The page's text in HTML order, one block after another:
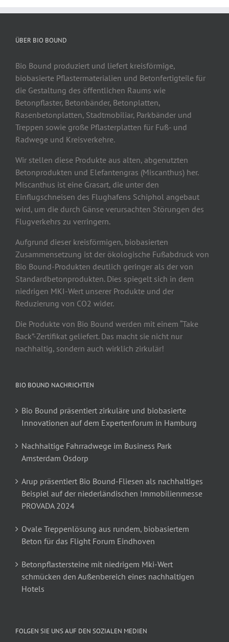
ÜBER BIO BOUND
Bio Bound produziert und liefert kreisförmige,
biobasierte Pflastermaterialien und Betonfertigteile für
die Gestaltung des öffentlichen Raums wie
Betonpflaster, Betonbänder, Betonplatten,
Rasenbetonplatten, Stadtmobiliar, Parkbänder und
Treppen sowie große Pflasterplatten für Fuß- und
Radwege und Kreisverkehre.
Wir stellen diese Produkte aus alten, abgenutzten
Betonprodukten und Elefantengras (Miscanthus) her.
Miscanthus ist eine Grasart, die unter den
Einflugschneisen des Flughafens Schiphol angebaut
wird, um die durch Gänse verursachten Störungen des
Flugverkehrs zu verringern.
Aufgrund dieser kreisförmigen, biobasierten
Zusammensetzung ist der ökologische Fußabdruck von
Bio Bound-Produkten deutlich geringer als der von
Standardbetonprodukten. Dies spiegelt sich in dem
niedrigen MKI-Wert unserer Produkte und der
Reduzierung von CO2 wider.
Die Produkte von Bio Bound werden mit einem “Take
Back”-Zertifikat geliefert. Das macht sie nicht nur
nachhaltig, sondern auch wirklich zirkulär!
BIO BOUND NACHRICHTEN
Bio Bound präsentiert zirkuläre und biobasierte
Innovationen auf dem Expertenforum in Hamburg
Nachhaltige Fahrradwege im Business Park
Amsterdam Osdorp
Arup präsentiert Bio Bound-Fliesen als nachhaltiges
Beispiel auf der niederländischen Immobilienmesse
PROVADA 2024
Ovale Treppenlösung aus rundem, biobasiertem
Beton für das Flight Forum Eindhoven
Betonpflastersteine mit niedrigem Mki-Wert
schmücken den Außenbereich eines nachhaltigen
Hotels
FOLGEN SIE UNS AUF DEN SOZIALEN MEDIEN